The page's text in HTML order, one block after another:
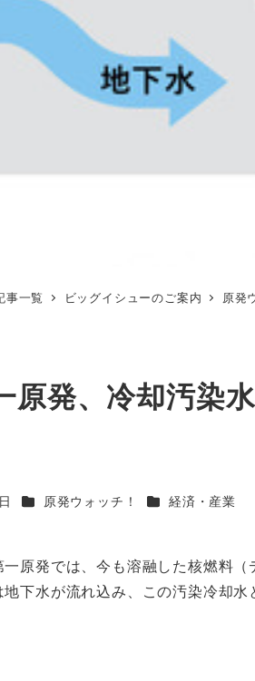
事一覧 ビッグイシューのご案内 原発
原発、冷却汚染
カテゴリー
原発ウォッチ！ カテゴリー
経済・産業
原発では、今も溶融した核燃料
地下水が流れ込み、この汚染冷却